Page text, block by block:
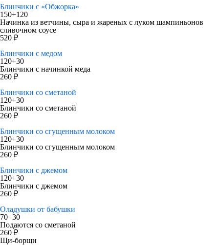
Блинчики с «Обжорка»
150+120
Начинка из ветчины, сыра и жареных с луком шампиньонов
сливочном соусе
520 ₽
Блинчики с медом
120+30
Блинчики с начинкой меда
260 ₽
Блинчики со сметаной
120+30
Блинчики со сметаной
260 ₽
Блинчики со сгущенным молоком
120+30
Блинчики со сгущенным молоком
260 ₽
Блинчики с джемом
120+30
Блинчики с джемом
260 ₽
Оладушки от бабушки
70+30
Подаются со сметаной
260 ₽
Щи-борщи